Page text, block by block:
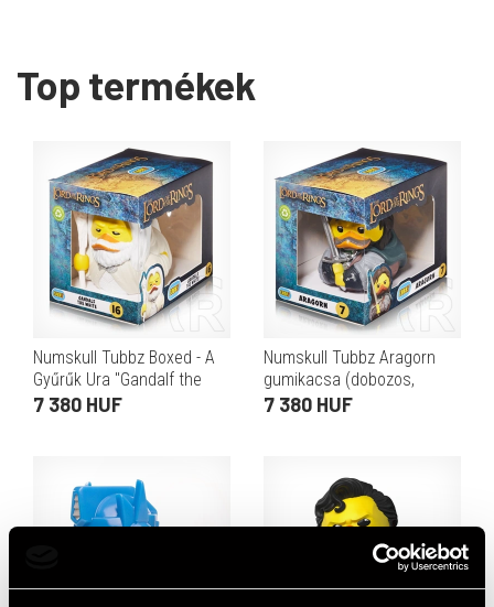
Top termékek
Numskull Tubbz Boxed - A
Gyűrűk Ura "Gandalf the
White" gumikacsa
7 380 HUF
Numskull Tubbz Aragorn
gumikacsa (dobozos,
hivatalos Gyűrűk Ura licenc,
7 380 HUF